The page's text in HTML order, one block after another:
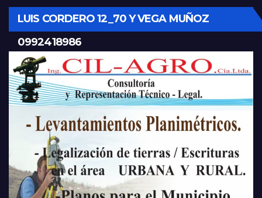
LUIS CORDERO 12_70 Y VEGA MUÑOZ
0992418986